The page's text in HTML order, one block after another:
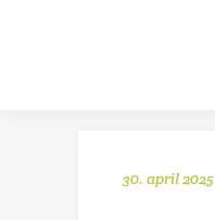
30. april 2025